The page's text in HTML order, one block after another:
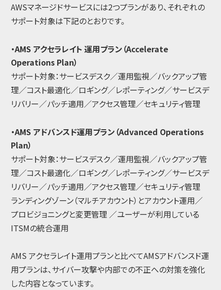
AWSマネージドサービスには2つプランがあり、それぞれの
サポート対象は下記のとおりです。
・AMS アクセラレイト 運用プラン（Accelerate
Operations Plan）
サポート対象：サービスデスク／運用監視／バックアップ管
理／コスト最適化／ロギング／レポーティング／サービスデ
リバリー／パッチ適用／アクセス管理／セキュリティ管理
・AMS アドバンスド運用プラン（Advanced Operations
Plan）
サポート対象：サービスデスク／運用監視／バックアップ管
理／コスト最適化／ロギング／レポーティング／サービスデ
リバリー／パッチ適用／アクセス管理／セキュリティ管理
ランディングゾーン（マルチアカウント）とアカウント運用／
プロビジョニングと変更管理 ／ユーザーが利用している
ITSMの統合運用
AMS アクセラレイト運用プランと比べてAMSアドバンスド運
用プランは、サイバー攻撃や内部での不正への対策を強化
した内容となっています。